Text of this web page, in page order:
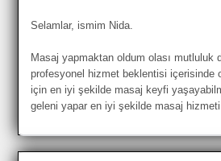
Selamlar, ismim Nida.
Masaj yapmaktan oldum olası mutluluk
profesyonel hizmet beklentisi içerisinde
için en iyi şekilde masaj keyfi
geleni yapar en iyi şekilde masaj hizmeti